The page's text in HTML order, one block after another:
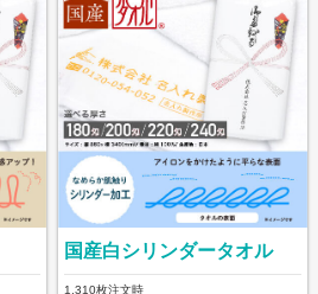
国産白シリンダータオル
1,310枚注文時